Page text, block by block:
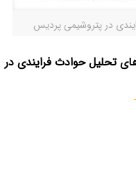
در پتروشیمی پردیس
تحلیل حوادث فرایندی در